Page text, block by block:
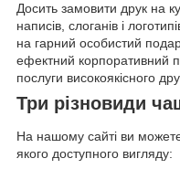
Досить замовити друк на
написів, слоганів і
на гарний особистий
ефектний корпоративний
послуги високоякісного
Три різновиди
На нашому сайті ви
якого доступного вигляду: